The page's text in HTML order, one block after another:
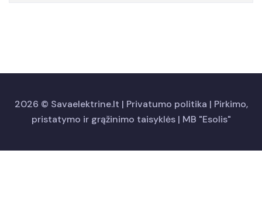
2026 © Savaelektrine.lt | Privatumo politika | Pirkimo,
pristatymo ir grąžinimo taisyklės | MB "Esolis"